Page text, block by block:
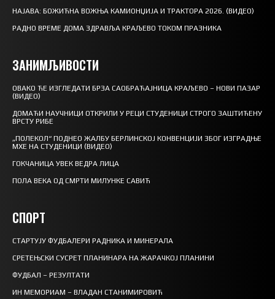
НАЈАВА: БОЖИЋНА ВОЖЊА КАМИОНЏИЈА И ТРАКТОРА 2026. (ВИДЕО)
РАДНО ВРЕМЕ ДОМА ЗДРАВЉА КРАЉЕВО ТОКОМ ПРАЗНИКА
ЗАНИМЉИВОСТИ
ОВАКО ЋЕ ИЗГЛЕДАТИ БРЗА САОБРАЋАЈНИЦА КРАЉЕВО – НОВИ ПАЗАР
(ВИДЕО)
ДОМАЋИ НАУЧНИЦИ ОТКРИЛИ У РЕЦИ СТУДЕНИЦИ СТРОГО ЗАШТИЋЕНУ
ВРСТУ РИБЕ
„ПОЛЕКОЛ“ ПОДНЕО ЖАЛБУ БЕРЛИНСКОЈ КОНВЕНЦИЈИ ЗБОГ ИЗГРАДЊЕ
МХЕ НА СТУДЕНИЦИ (ВИДЕО)
ГОКЧАНИЦА УВЕК ВЕДРА ЛИЦА
ПОЛА ВЕКА ОД СМРТИ МИЛУНКЕ САВИЋ
СПОРТ
СТАРТУЈУ ФУДБАЛЕРИ РАДНИКА И МИНЕРАЛА
СРЕТЕЊСКИ СУСРЕТ ПЛАНИНАРА НА ЖАРАЧКОЈ ПЛАНИНИ
ФУДБАЛ – РЕЗУЛТАТИ
ИН МЕМОРИАМ – ВЛАДАН СТАНИМИРОВИЋ